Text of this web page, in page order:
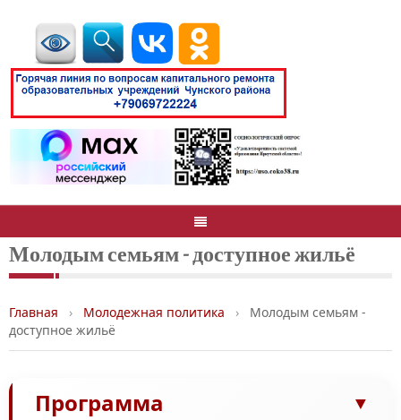
Молодым семьям - доступное жильё
Главная › Молодежная политика ›
Молодым семьям -
доступное жильё
Программа ▼